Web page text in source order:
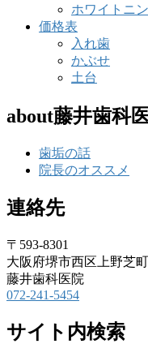
ホワイトニ
価格表
入れ歯
かぶせ
土台
about藤井歯科
歯垢の話
院長のオススメ
連絡先
〒593-8301
大阪府堺市西区上野芝
藤井歯科医院
072-241-5454
サイト内検索